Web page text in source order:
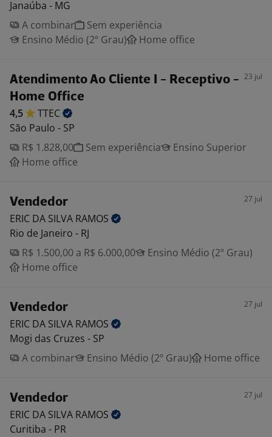
Janaúba - MG
A combinar
Sem experiência
Ensino Médio (2º Grau)
Home office
Atendimento Ao Cliente I - Receptivo -
Home Office
23 jul
4,5
TTEC
São Paulo - SP
R$ 1.828,00
Sem experiência
Ensino Superior
Home office
Vendedor 27 jul
ERIC DA SILVA RAMOS
Rio de Janeiro - RJ
R$ 1.500,00 a R$ 6.000,00
Ensino Médio (2º Grau)
Home office
Vendedor 27 jul
ERIC DA SILVA RAMOS
Mogi das Cruzes - SP
A combinar
Ensino Médio (2º Grau) Home office
Vendedor 27 jul
ERIC DA SILVA RAMOS
Curitiba - PR